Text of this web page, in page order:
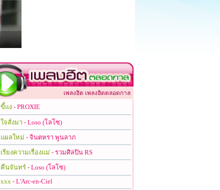
เพลงฮิต เพลงฮิตตลอดกาล
ขี้แง- PROXIE
ใจสั่งมา - Loso (โลโซ)
แผลใหม่ - จินตหรา พูนลาภ
เรียงความเรื่องแม่ - รวมศิลปิน RS
คืนจันทร์- Loso (โลโซ)
xxx - L'Arc-en-Ciel